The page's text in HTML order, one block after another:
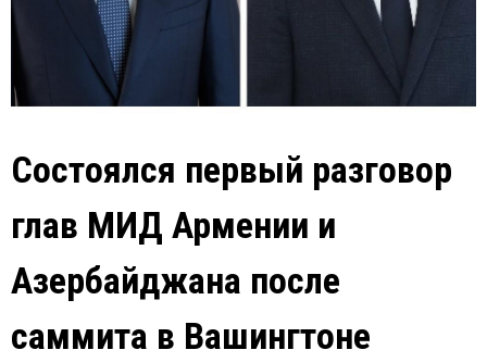
Состоялся первый разговор
глав МИД Армении и
Азербайджана после
саммита в Вашингтоне